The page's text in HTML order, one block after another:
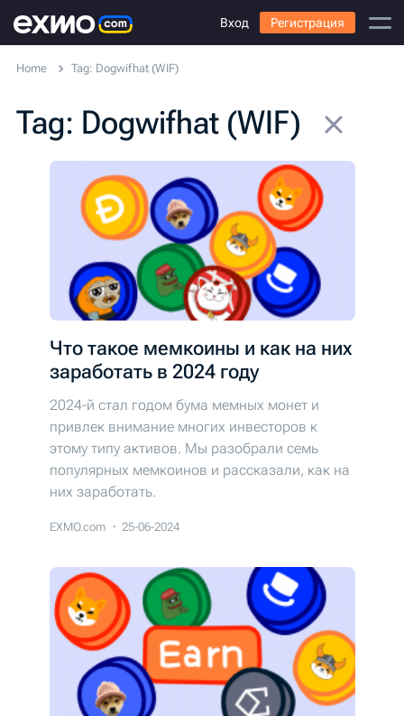
Вход Регистрация
Home Tag: Dogwifhat (WIF)
Tag: Dogwifhat (WIF)
Что такое мемкоины и как на них
заработать в 2024 году
2024-й стал годом бума мемных монет и
привлек внимание многих инвесторов к
этому типу активов. Мы разобрали семь
популярных мемкоинов и рассказали, как на
них заработать.
EXMO.com 25-06-2024